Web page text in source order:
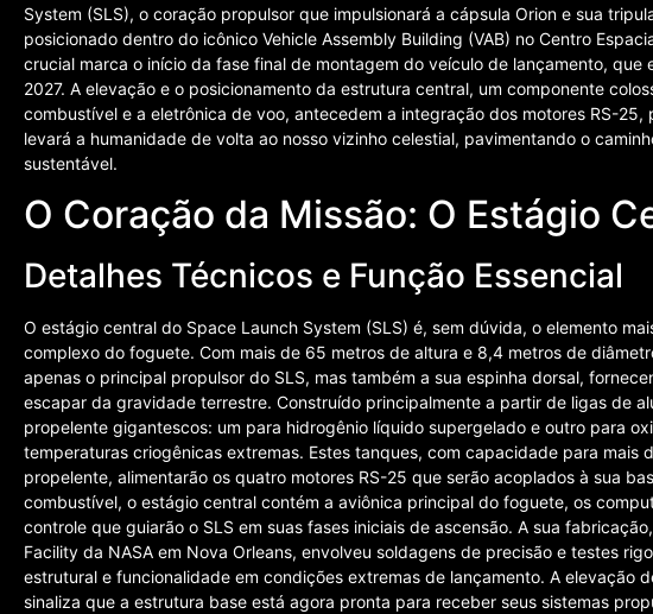
System (SLS), o coração propulsor que impulsionará a cápsula Orion e sua
posicionado dentro do icônico Vehicle Assembly Building (VAB) no Centro
crucial marca o início da fase final de montagem do veículo de lançamento, que
2027. A elevação e o posicionamento da estrutura central, um componente
combustível e a eletrônica de voo, antecedem a integração dos motores RS-
levará a humanidade de volta ao nosso vizinho celestial, pavimentando o
sustentável.
O Coração da Missão: O Estágio
Detalhes Técnicos e Função Essencial
O estágio central do Space Launch System (SLS) é, sem dúvida, o elemento
complexo do foguete. Com mais de 65 metros de altura e 8,4 metros de
apenas o principal propulsor do SLS, mas também a sua espinha dorsal,
escapar da gravidade terrestre. Construído principalmente a partir de ligas de
propelente gigantescos: um para hidrogênio líquido supergelado e outro para
temperaturas criogênicas extremas. Estes tanques, com capacidade para mais
propelente, alimentarão os quatro motores RS-25 que serão acoplados à sua
combustível, o estágio central contém a aviônica principal do foguete, os
controle que guiarão o SLS em suas fases iniciais de ascensão. A sua
Facility da NASA em Nova Orleans, envolveu soldagens de precisão e testes
estrutural e funcionalidade em condições extremas de lançamento. A elevação
sinaliza que a estrutura base está agora pronta para receber seus sistemas